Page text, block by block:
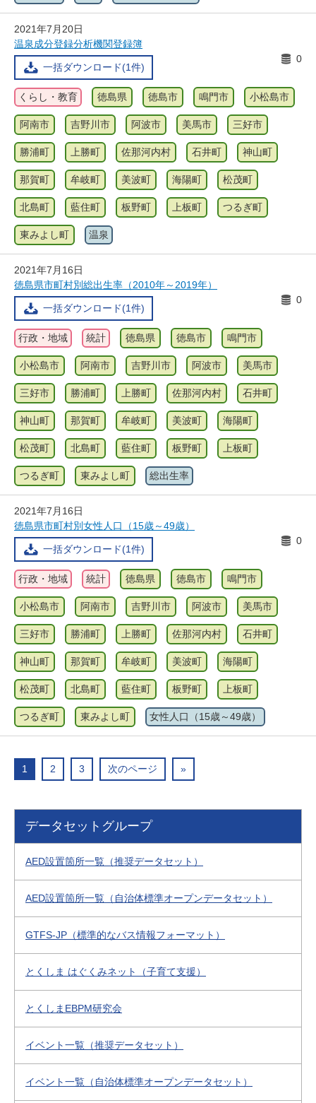
2021年7月20日
温泉成分登録分析機関登録簿
一括ダウンロード(1件)
0
くらし・教育 徳島県 徳島市 鳴門市 小松島市
阿南市 吉野川市 阿波市 美馬市 三好市
勝浦町 上勝町 佐那河内村 石井町 神山町
那賀町 牟岐町 美波町 海陽町 松茂町
北島町 藍住町 板野町 上板町 つるぎ町
東みよし町 温泉
2021年7月16日
徳島県市町村別総出生率（2010年～2019年）
一括ダウンロード(1件)
0
行政・地域 統計 徳島県 徳島市 鳴門市
小松島市 阿南市 吉野川市 阿波市 美馬市
三好市 勝浦町 上勝町 佐那河内村 石井町
神山町 那賀町 牟岐町 美波町 海陽町
松茂町 北島町 藍住町 板野町 上板町
つるぎ町 東みよし町 総出生率
2021年7月16日
徳島県市町村別女性人口（15歳～49歳）
一括ダウンロード(1件)
0
行政・地域 統計 徳島県 徳島市 鳴門市
小松島市 阿南市 吉野川市 阿波市 美馬市
三好市 勝浦町 上勝町 佐那河内村 石井町
神山町 那賀町 牟岐町 美波町 海陽町
松茂町 北島町 藍住町 板野町 上板町
つるぎ町 東みよし町 女性人口（15歳～49歳）
1 2 3 次のページ »
データセットグループ
AED設置箇所一覧（推奨データセット）
AED設置箇所一覧（自治体標準オープンデータセット）
GTFS-JP（標準的なバス情報フォーマット）
とくしま はぐくみネット（子育て支援）
とくしまEBPM研究会
イベント一覧（推奨データセット）
イベント一覧（自治体標準オープンデータセット）